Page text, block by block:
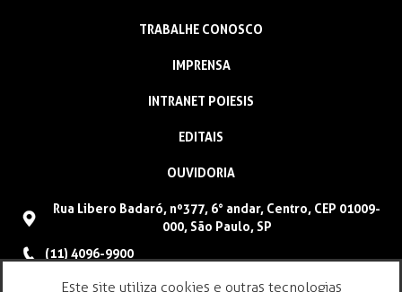
TRABALHE CONOSCO
IMPRENSA
INTRANET POIESIS
EDITAIS
OUVIDORIA
Rua Libero Badaró, nº377, 6° andar, Centro, CEP 01009-
000, São Paulo, SP
(11) 4096-9900
faleconosco@poiesis.org.br
Este site utiliza cookies e outras tecnologias